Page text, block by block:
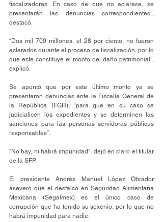
fiscalizadoras. En caso de que no aclarase, se
presentarán las denuncias correspondientes”,
destacó.
“Dos mil 700 millones, el 28 por ciento, no fueron
aclarados durante el proceso de fiscalización, por lo
que este constituye el monto del daño patrimonial”,
explicó.
Se apuntó que por este último monto ya se
presentaron denuncias ante la Fiscalía General de
la República (FGR), “para que en su caso se
judicialicen los expedientes y se determinen las
sanciones para las personas servidoras públicas
responsables”.
“No hay, ni habrá impunidad”, dejó en claro el titular
de la SFP.
El presidente Andrés Manuel López Obrador
aseveró que el desfalco en Seguridad Alimentaria
Mexicana (Segalmex) es el único caso de
corrupción que ha tenido su sexenio, por lo que no
habrá impunidad para nadie.